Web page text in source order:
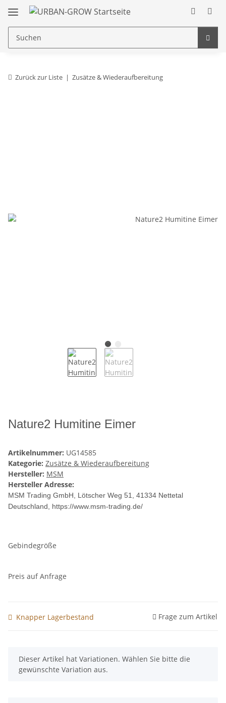
Zurück zur Liste Zusätze & Wiederaufbereitung
Nature2 Humitine Eimer
Artikelnummer: UG14585
Kategorie: Zusätze & Wiederaufbereitung
Hersteller: MSM
Hersteller Adresse:
MSM Trading GmbH, Lötscher Weg 51, 41334 Nettetal
Deutschland, https://www.msm-trading.de/
Gebindegröße
Preis auf Anfrage
Knapper Lagerbestand Frage zum Artikel
x
Dieser Artikel hat Variationen. Wählen Sie bitte die
gewünschte Variation aus.